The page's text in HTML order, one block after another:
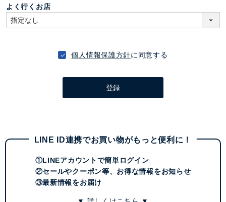
よく行くお店
個人情報保護方針に同意する
登録
LINE ID連携でお買い物がもっと便利に！
①LINEアカウントで簡単ログイン
②セールやクーポン等、お得な情報をお知らせ
③最新情報をお届け